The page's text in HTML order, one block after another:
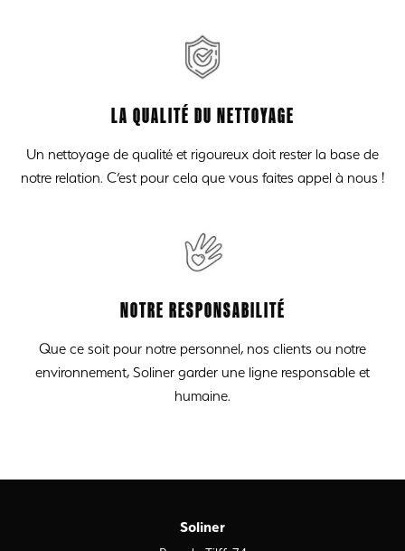
LA QUALITÉ DU NETTOYAGE
Un nettoyage de qualité et rigoureux doit rester la base de
notre relation. C’est pour cela que vous faites appel à nous !
NOTRE RESPONSABILITÉ
Que ce soit pour notre personnel, nos clients ou notre
environnement, Soliner garder une ligne responsable et
humaine.
Soliner